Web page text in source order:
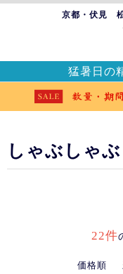
京都・伏見
猛暑日の
しゃぶしゃぶ
22件
価格順